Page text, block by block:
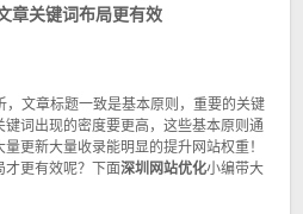
移动营销
章关键词布局更有效
，文章标题一致是基本原则，重要的关键
词出现的密度要更高，这些基本原则通
更新大量收录能明显的提升网站权重！
才更有效呢？下面深圳网站优化小编带大